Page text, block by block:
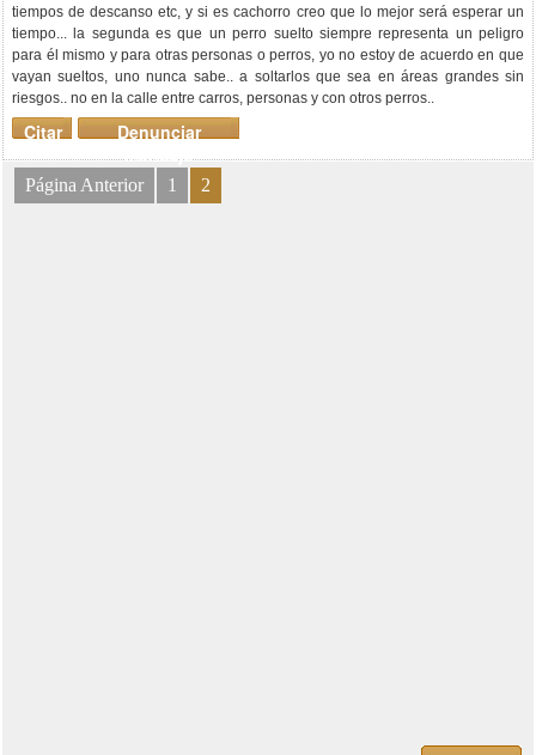
tiempos de descanso etc, y si es cachorro creo que lo mejor será esperar un
tiempo... la segunda es que un perro suelto siempre representa un peligro
para él mismo y para otras personas o perros, yo no estoy de acuerdo en que
vayan sueltos, uno nunca sabe.. a soltarlos que sea en áreas grandes sin
riesgos.. no en la calle entre carros, personas y con otros perros..
Denunciar
mensaje
Citar
Página Anterior 1 2